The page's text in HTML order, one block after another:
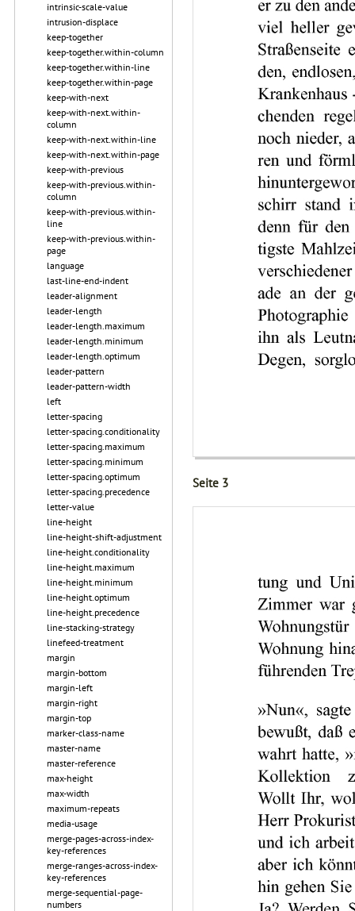
intrinsic-scale-value
intrusion-displace
keep-together
keep-together.within-column
keep-together.within-line
keep-together.within-page
keep-with-next
keep-with-next.within-
column
keep-with-next.within-line
keep-with-next.within-page
keep-with-previous
keep-with-previous.within-
column
keep-with-previous.within-
line
keep-with-previous.within-
page
language
last-line-end-indent
leader-alignment
leader-length
leader-length.maximum
leader-length.minimum
leader-length.optimum
leader-pattern
leader-pattern-width
left
letter-spacing
letter-spacing.conditionality
letter-spacing.maximum
letter-spacing.minimum
letter-spacing.optimum
letter-spacing.precedence
letter-value
line-height
line-height-shift-adjustment
line-height.conditionality
line-height.maximum
line-height.minimum
line-height.optimum
line-height.precedence
line-stacking-strategy
linefeed-treatment
margin
margin-bottom
margin-left
margin-right
margin-top
marker-class-name
master-name
master-reference
max-height
max-width
maximum-repeats
media-usage
merge-pages-across-index-
key-references
merge-ranges-across-index-
key-references
merge-sequential-page-
numbers
Seite 3